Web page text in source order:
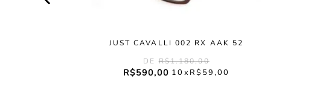
JUST CAVALLI 002 RX AAK 52
R$1.180,00
R$590,00 10 R$ 59,00